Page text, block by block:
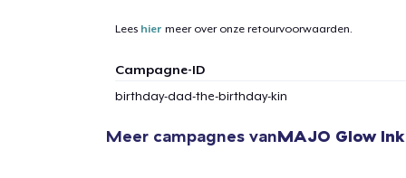
Lees hier meer over onze retourvoorwaarden.
Campagne-ID
birthday-dad-the-birthday-kin
Meer campagnes vanMAJO Glow Ink